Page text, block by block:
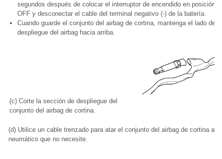
segundos después de colocar el interruptor de encendido en posición
OFF y desconectar el cable del terminal negativo (-) de la batería.
Cuando guarde el conjunto del airbag de cortina, mantenga el lado de
despliegue del airbag hacia arriba.
(c) Corte la sección de despliegue del
conjunto del airbag de cortina.
(d) Utilice un cable trenzado para atar el conjunto del airbag de cortina a
neumático que no necesite.